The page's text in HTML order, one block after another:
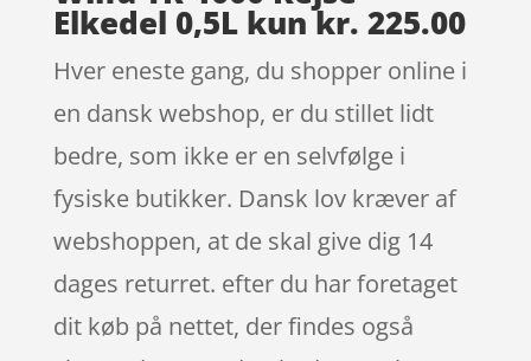
Elkedel 0,5L kun kr. 225.00
Hver eneste gang, du shopper online i
en dansk webshop, er du stillet lidt
bedre, som ikke er en selvfølge i
fysiske butikker. Dansk lov kræver af
webshoppen, at de skal give dig 14
dages returret. efter du har foretaget
dit køb på nettet, der findes også